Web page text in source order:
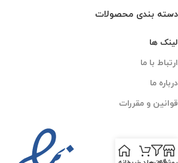
دسته بندی محصولات
لینک ها
ارتباط با ما
درباره ما
قوانین و مقررات